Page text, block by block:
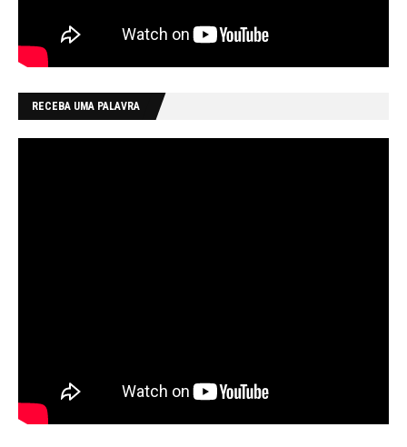
RECEBA UMA PALAVRA